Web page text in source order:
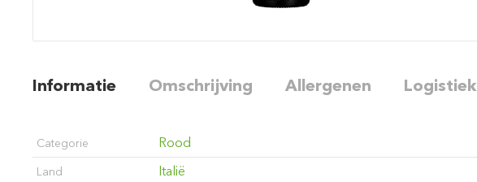
Informatie Omschrijving Allergenen Logistiek
Categorie Rood
Land Italië